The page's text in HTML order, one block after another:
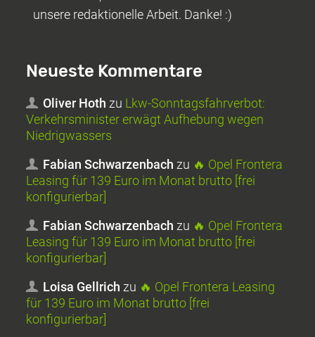
unsere redaktionelle Arbeit. Danke! :)
Neueste Kommentare
Oliver Hoth zu Lkw-Sonntagsfahrverbot:
Verkehrsminister erwägt Aufhebung wegen
Niedrigwassers
Fabian Schwarzenbach zu 🔥 Opel Frontera
Leasing für 139 Euro im Monat brutto [frei
konfigurierbar]
Fabian Schwarzenbach zu 🔥 Opel Frontera
Leasing für 139 Euro im Monat brutto [frei
konfigurierbar]
Loisa Gellrich zu 🔥 Opel Frontera Leasing
für 139 Euro im Monat brutto [frei
konfigurierbar]